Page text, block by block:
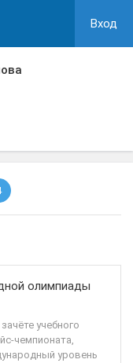
Вход
олимпиады
учебного
чемпионата,
уровень